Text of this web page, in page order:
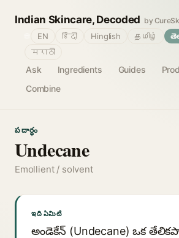
Indian Skincare, Decoded by
Ask Ingredients Guides
Combine
EN हिंदी Hinglish தமிழ்
मराठी
పదార్థం
Undecane
Emollient / solvent
ఇది ఏమిటి
అండెకేన్ (Undecane) ఒక